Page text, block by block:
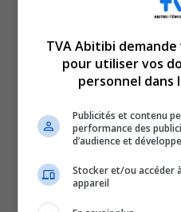
collabore
différents
gérer la
des écoles.
Selon Jason Yergeau,
TVA Abitibi
pour utiliser vos
personnel dans
Publicités et contenu
performance des
d’audience et
Stocker et/ou accéder
appareil